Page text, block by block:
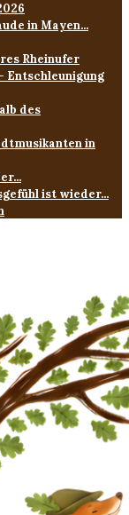
in Mayen...
Rheinufer
Entschleunigung
des
in
ist wieder...